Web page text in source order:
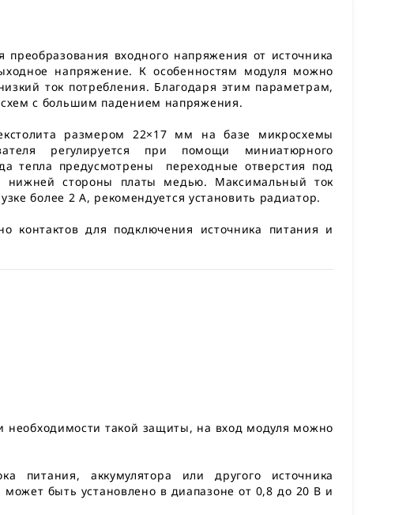
преобразования входного напряжения от источника
напряжение. К особенностям модуля можно
ток потребления. Благодаря этим параметрам,
с большим падением напряжения.
размером 22×17 мм на базе микросхемы
регулируется при помощи миниатюрного
тепла предусмотрены переходные отверстия под
нижней стороны платы медью. Максимальный ток
более 2 А, рекомендуется установить радиатор.
контактов для подключения источника питания и
необходимости такой защиты, на вход модуля можно
питания, аккумулятора или другого источника
быть установлено в диапазоне от 0,8 до 20 В и